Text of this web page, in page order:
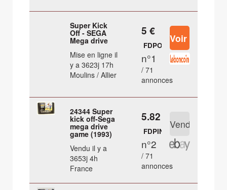
Super Kick
Off - SEGA
Mega drive
Mise en ligne il
y a 3623j 17h
Moulins / Allier
5 €
FDPOUT
n°1
/ 71
annonces
24344 Super
kick off-Sega
mega drive
game (1993)
Vendu il y a
3653j 4h
France
5.82 €
FDPIN
n°2
/ 71
annonces